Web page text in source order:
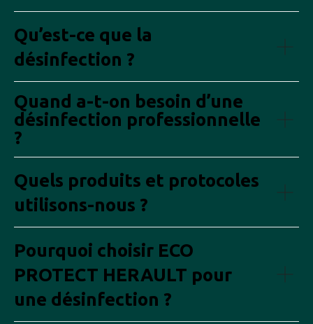
Qu’est-ce que la
désinfection ?
Quand a-t-on besoin d’une
désinfection professionnelle
?
Quels produits et protocoles
utilisons-nous ?
Pourquoi choisir ECO
PROTECT HERAULT pour
une désinfection ?